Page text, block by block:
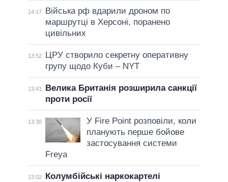
14:17
Війська рф вдарили дроном по
маршрутці в Херсоні, поранено
цивільних
13:52
ЦРУ створило секретну оперативну
групу щодо Куби – NYT
13:41
Велика Британія розширила санкції
проти росії
13:30
У Fire Point розповіли, коли
планують перше бойове
застосування системи
Freya
13:02
Колумбійські наркокартелі